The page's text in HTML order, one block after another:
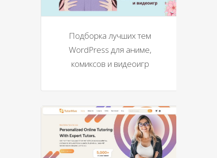
Подборка лучших тем
WordPress для аниме,
комиксов и видеоигр